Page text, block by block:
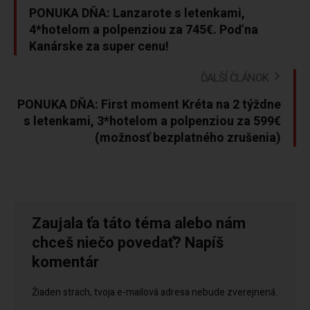
PONUKA DŇA: Lanzarote s letenkami,
4*hotelom a polpenziou za 745€. Poď na
Kanárske za super cenu!
ĎALŠÍ ČLÁNOK
PONUKA DŇA: First moment Kréta na 2 týždne
s letenkami, 3*hotelom a polpenziou za 599€
(možnosť bezplatného zrušenia)
Zaujala ťa táto téma alebo nám
chceš niečo povedať? Napíš
komentár
Žiaden strach, tvoja e-mailová adresa nebude zverejnená.